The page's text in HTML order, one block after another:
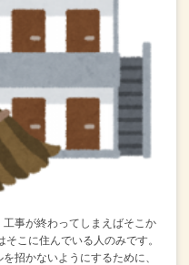
事が終わってしまえばそこか
そこに住んでいる人のみです。
招かないようにするために、